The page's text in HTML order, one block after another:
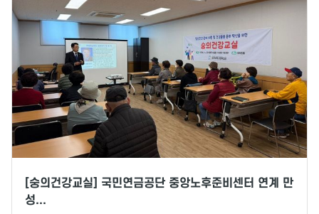
[숭의건강교실] 국민연금공단 중앙노후준비센터 연계 만
성...